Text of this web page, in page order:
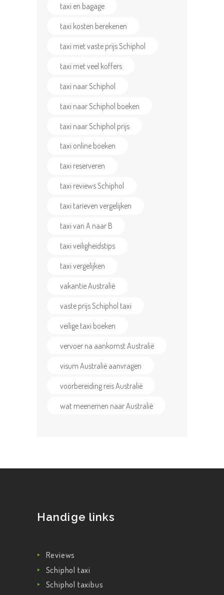
taxi en bagage
taxi kosten berekenen
taxi met vaste prijs Schiphol
taxi met veel koffers
taxi naar Schiphol
taxi naar Schiphol boeken
taxi naar Schiphol prijs
taxi online boeken
taxi reserveren
taxi reviews Schiphol
taxi tarieven vergelijken
taxi van A naar B
taxi veiligheidstips
taxi vergelijken
vakantie Australië
vaste prijs Schiphol taxi
veilige taxi boeken
vervoer na aankomst Australië
visum Australië aanvragen
voorbereiding reis Australië
wat meenemen naar Australië
Handige links
Reviews
Schiphol taxi
Schiphol taxibus